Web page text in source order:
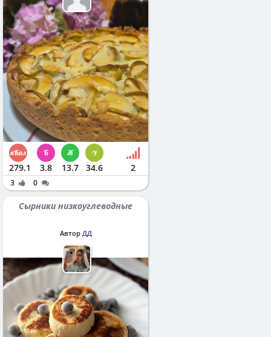
279.1 3.8 13.7 34.6 2
3 0
Сырники низкоуглеводные
Автор ДД